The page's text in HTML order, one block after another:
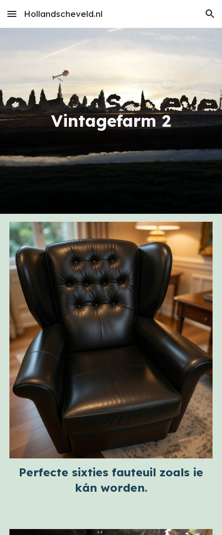
Skip to main content Skip to navigation
Hollandscheveld.nl
Vintagefarm 2
Perfecte sixties fauteuil zoals ie
kán worden.